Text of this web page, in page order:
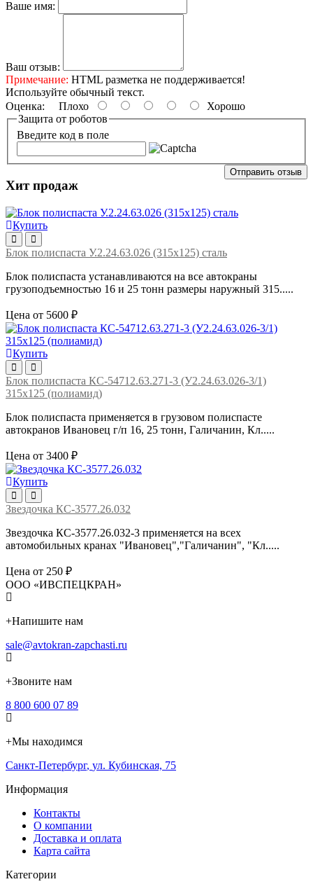
Ваше имя:
Ваш отзыв:
Примечание: HTML разметка не поддерживается!
Используйте обычный текст.
Оценка: Плохо
Хорошо
Защита от роботов
Введите код в поле
Отправить отзыв
Хит продаж
Купить
Блок полиспаста У.2.24.63.026 (315х125) сталь
Блок полиспаста устанавливаются на все автокраны
грузоподъемностью 16 и 25 тонн размеры наружный 315.....
Цена от 5600 ₽
Купить
Блок полиспаста КС-54712.63.271-3 (У2.24.63.026-3/1)
315х125 (полиамид)
Блок полиспаста применяется в грузовом полиспасте
автокранов Ивановец г/п 16, 25 тонн, Галичанин, Кл.....
Цена от 3400 ₽
Купить
Звездочка КС-3577.26.032
Звездочка КС-3577.26.032-3 применяется на всех
автомобильных кранах "Ивановец","Галичанин", "Кл.....
Цена от 250 ₽
ООО «ИВСПЕЦКРАН»
+Напишите нам
sale@avtokran-zapchasti.ru
+Звоните нам
8 800 600 07 89
+Мы находимся
Санкт-Петербург, ул. Кубинская, 75
Информация
Контакты
О компании
Доставка и оплата
Карта сайта
Категории